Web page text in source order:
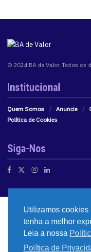
© 2024 BA de Valor. Todos os
Institucional
Quem Somos Anuncie
Política de Cookies
Siga-Nos
Utilizamos cookies
tenha a melhor
Leia a nossa
Política de